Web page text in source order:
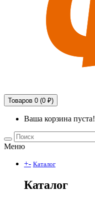
Товаров 0 (0 ₽)
Ваша корзина пуста!
Меню
+- Каталог
Каталог